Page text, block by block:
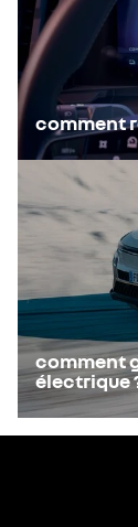
comment
comment
électrique